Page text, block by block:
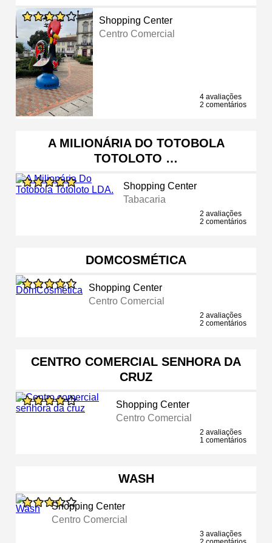
Shopping Center
Centro Comercial
4 avaliações
2 comentários
A MILIONÁRIA DO TOTOBOLA
TOTOLOTO …
Shopping Center
Tabacaria
2 avaliações
2 comentários
DOMCOSMÉTICA
Shopping Center
Centro Comercial
2 avaliações
2 comentários
CENTRO COMERCIAL SENHORA DA
CRUZ
Shopping Center
Centro Comercial
2 avaliações
1 comentários
WASH
Shopping Center
Centro Comercial
3 avaliações